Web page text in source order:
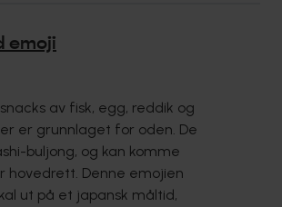
emoji
av fisk, egg, reddik og
er grunnlaget for oden. De
buljong, og kan komme
hovedrett. Denne emojien
ut på et japansk måltid,